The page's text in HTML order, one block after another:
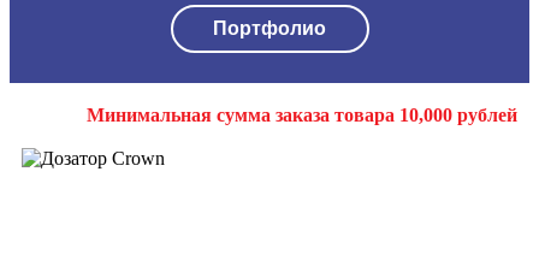
Портфолио
Минимальная сумма заказа товара 10,000 рублей